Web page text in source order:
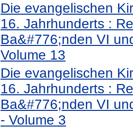
Die evangelischen
16. Jahrhunderts :
Ba&#776;nden VI
Volume 13
Die evangelischen
16. Jahrhunderts :
Ba&#776;nden VI
- Volume 3